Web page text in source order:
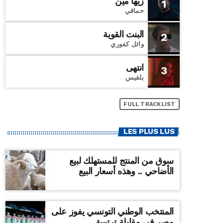
1
حماقي
2 البنت القوية
وائل كفوري
3 انتهى
بلقيس
FULL TRACKLIST
LES PLUS LUS
سوق من المنتج للمستهلك لبيع
الأضاحي .. وهذه أسعار البيع
المنتخب الوطني التونسي يفوز على